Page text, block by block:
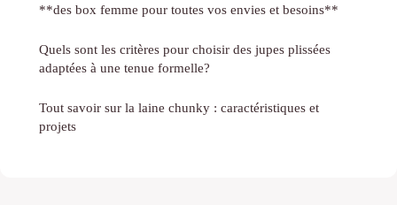
**des box femme pour toutes vos envies et besoins**
Quels sont les critères pour choisir des jupes plissées
adaptées à une tenue formelle?
Tout savoir sur la laine chunky : caractéristiques et
projets